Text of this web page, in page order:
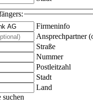
Firmeninfo
Ansprechpartner
Straße
Nummer
Postleitzahl
Stadt
Land
suchen